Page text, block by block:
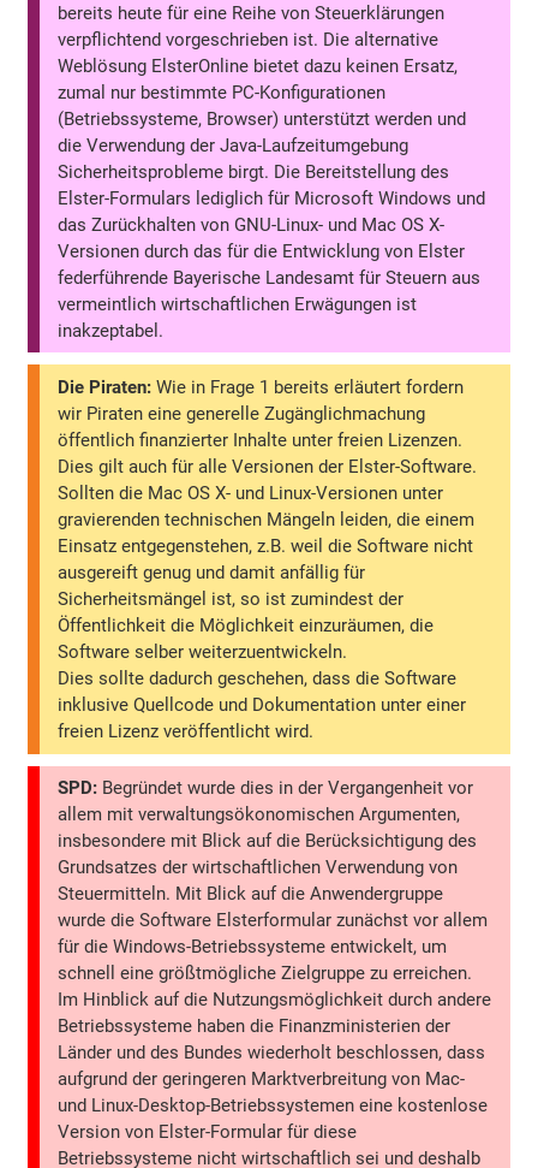
bereits heute für eine Reihe von Steuerklärungen
verpflichtend vorgeschrieben ist. Die alternative
Weblösung ElsterOnline bietet dazu keinen Ersatz,
zumal nur bestimmte PC-Konfigurationen
(Betriebssysteme, Browser) unterstützt werden und
die Verwendung der Java-Laufzeitumgebung
Sicherheitsprobleme birgt. Die Bereitstellung des
Elster-Formulars lediglich für Microsoft Windows und
das Zurückhalten von GNU-Linux- und Mac OS X-
Versionen durch das für die Entwicklung von Elster
federführende Bayerische Landesamt für Steuern aus
vermeintlich wirtschaftlichen Erwägungen ist
inakzeptabel.
Die Piraten: Wie in Frage 1 bereits erläutert fordern
wir Piraten eine generelle Zugänglichmachung
öffentlich finanzierter Inhalte unter freien Lizenzen.
Dies gilt auch für alle Versionen der Elster-Software.
Sollten die Mac OS X- und Linux-Versionen unter
gravierenden technischen Mängeln leiden, die einem
Einsatz entgegenstehen, z.B. weil die Software nicht
ausgereift genug und damit anfällig für
Sicherheitsmängel ist, so ist zumindest der
Öffentlichkeit die Möglichkeit einzuräumen, die
Software selber weiterzuentwickeln.
Dies sollte dadurch geschehen, dass die Software
inklusive Quellcode und Dokumentation unter einer
freien Lizenz veröffentlicht wird.
SPD: Begründet wurde dies in der Vergangenheit vor
allem mit verwaltungsökonomischen Argumenten,
insbesondere mit Blick auf die Berücksichtigung des
Grundsatzes der wirtschaftlichen Verwendung von
Steuermitteln. Mit Blick auf die Anwendergruppe
wurde die Software Elsterformular zunächst vor allem
für die Windows-Betriebssysteme entwickelt, um
schnell eine größtmögliche Zielgruppe zu erreichen.
Im Hinblick auf die Nutzungsmöglichkeit durch andere
Betriebssysteme haben die Finanzministerien der
Länder und des Bundes wiederholt beschlossen, dass
aufgrund der geringeren Marktverbreitung von Mac-
und Linux-Desktop-Betriebssystemen eine kostenlose
Version von Elster-Formular für diese
Betriebssysteme nicht wirtschaftlich sei und deshalb